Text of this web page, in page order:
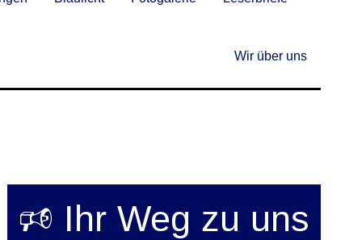
Wir über uns
🕫 Ihr Weg zu uns